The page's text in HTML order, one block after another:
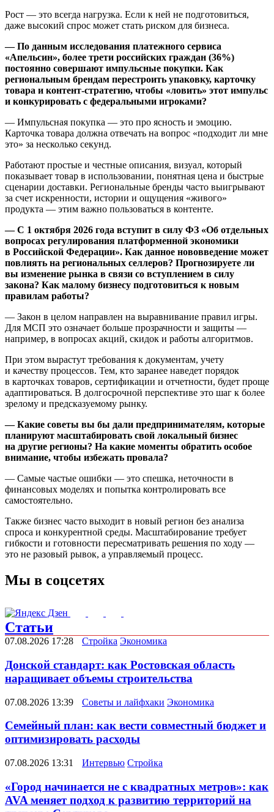
Рост — это всегда нагрузка. Если к ней не подготовиться,
даже высокий спрос может стать риском для бизнеса.
— По данным исследования платежного сервиса
«Апельсин», более трети российских граждан (36%)
постоянно совершают импульсные покупки. Как
региональным брендам перестроить упаковку, карточку
товара и контент-стратегию, чтобы «ловить» этот импульс
и конкурировать с федеральными игроками?
— Импульсная покупка — это про ясность и эмоцию.
Карточка товара должна отвечать на вопрос «подходит ли мне
это» за несколько секунд.
Работают простые и честные описания, визуал, который
показывает товар в использовании, понятная цена и быстрые
сценарии доставки. Региональные бренды часто выигрывают
за счет искренности, истории и ощущения «живого»
продукта — этим важно пользоваться в контенте.
— С 1 октября 2026 года вступит в силу ФЗ «Об отдельных
вопросах регулирования платформенной экономики
в Российской Федерации». Как данное нововведение может
повлиять на региональных селлеров? Прогнозируете ли
вы изменение рынка в связи со вступлением в силу
закона? Как малому бизнесу подготовиться к новым
правилам работы?
— Закон в целом направлен на выравнивание правил игры.
Для МСП это означает больше прозрачности и защиты —
например, в вопросах акций, скидок и работы алгоритмов.
При этом вырастут требования к документам, учету
и качеству процессов. Тем, кто заранее наведет порядок
в карточках товаров, сертификации и отчетности, будет проще
адаптироваться. В долгосрочной перспективе это шаг к более
зрелому и предсказуемому рынку.
— Какие советы вы бы дали предпринимателям, которые
планируют масштабировать свой локальный бизнес
на другие регионы? На какие моменты обратить особое
внимание, чтобы избежать провала?
— Самые частые ошибки — это спешка, неточности в
финансовых моделях и попытка контролировать все
самостоятельно.
Также бизнес часто выходит в новый регион без анализа
спроса и конкурентной среды. Масштабирование требует
гибкости и готовности пересматривать решения по ходу —
это не разовый рывок, а управляемый процесс.
Мы в соцсетях
Статьи
07.08.2026 17:28 Стройка Экономика
Донской стандарт: как Ростовская область
наращивает объемы строительства
07.08.2026 13:39 Советы и лайфхаки Экономика
Семейный план: как вести совместный бюджет и
оптимизировать расходы
07.08.2026 13:31 Интервью Стройка
«Город начинается не с квадратных метров»: как
AVA меняет подход к развитию территорий на